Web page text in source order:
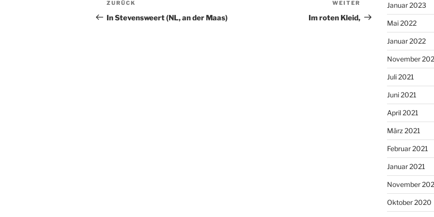
Vorheriger
Beitrag
ZURÜCK
In Stevensweert (NL, an der Maas)
Nächster
Beitrag
WEITER
Im roten Kleid,
Januar 2023
Mai 2022
Januar 2022
November
Juli 2021
Juni 2021
April 2021
März 2021
Februar 2021
Januar 2021
November
Oktober 2020